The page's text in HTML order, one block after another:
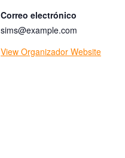
Correo electrónico
sims@example.com
View Organizador Website